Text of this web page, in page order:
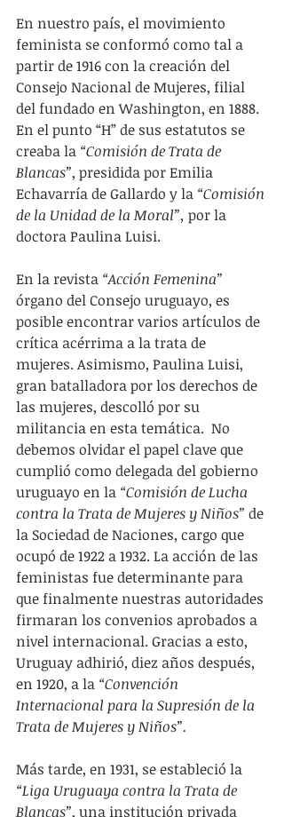
En nuestro país, el movimiento
feminista se conformó como tal a
partir de 1916 con la creación del
Consejo Nacional de Mujeres, filial
del fundado en Washington, en 1888.
En el punto “H” de sus estatutos se
creaba la “Comisión de Trata de
Blancas”, presidida por Emilia
Echavarría de Gallardo y la “Comisión
de la Unidad de la Moral”, por la
doctora Paulina Luisi.
En la revista “Acción Femenina”
órgano del Consejo uruguayo, es
posible encontrar varios artículos de
crítica acérrima a la trata de
mujeres. Asimismo, Paulina Luisi,
gran batalladora por los derechos de
las mujeres, descolló por su
militancia en esta temática.  No
debemos olvidar el papel clave que
cumplió como delegada del gobierno
uruguayo en la “Comisión de Lucha
contra la Trata de Mujeres y Niños” de
la Sociedad de Naciones, cargo que
ocupó de 1922 a 1932. La acción de las
feministas fue determinante para
que finalmente nuestras autoridades
firmaran los convenios aprobados a
nivel internacional. Gracias a esto,
Uruguay adhirió, diez años después,
en 1920, a la “Convención
Internacional para la Supresión de la
Trata de Mujeres y Niños”.
Más tarde, en 1931, se estableció la
“Liga Uruguaya contra la Trata de
Blancas”, una institución privada